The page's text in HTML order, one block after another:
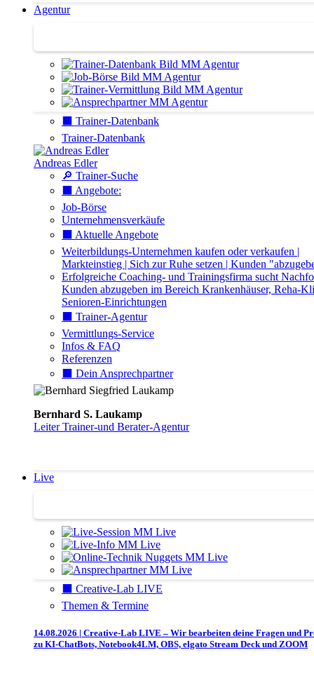
Agentur
⬛️ Trainer-Datenbank
Trainer-Datenbank
Andreas Edler
🔎 Trainer-Suche
⬛️ Angebote:
Job-Börse
Unternehmensverkäufe
⬛️ Aktuelle Angebote
Weiterbildungs-Unternehmen kaufen oder verkaufen |
Markteinstieg | Sich zur Ruhe setzen | Kunden
Erfolgreiche Coaching- und Trainingsfirma sucht
Kunden abzugeben im Bereich Krankenhäuser, Reha-
Senioren-Einrichtungen
⬛️ Trainer-Agentur
Vermittlungs-Service
Infos & FAQ
Referenzen
⬛️ Dein Ansprechpartner
Bernhard S. Laukamp
Leiter Trainer-und Berater-Agentur
Live
⬛️ Creative-Lab LIVE
Themen & Termine
14.08.2026 | Creative-Lab LIVE – Wir bearbeiten deine Fragen und
zu KI-ChatBots, Notebook4LM, OBS, elgato Stream Deck und ZOOM